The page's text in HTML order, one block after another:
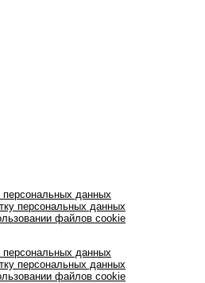
персональных данных
персональных данных
файлов cookie
персональных данных
персональных данных
файлов cookie